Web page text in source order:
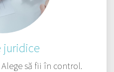
juridice
să fii în control.